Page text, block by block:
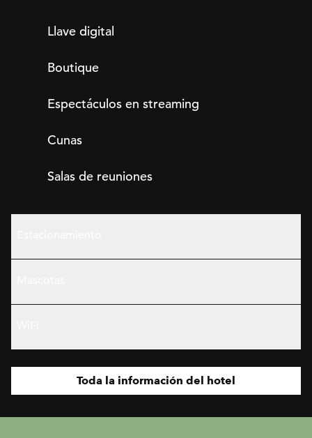
Llave digital
Boutique
Espectáculos en streaming
Cunas
Salas de reuniones
Toda la información del hotel